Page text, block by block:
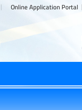
Online Application Portal